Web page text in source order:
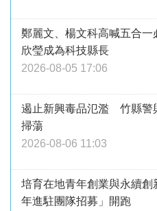
鄭麗文、楊文科高喊五合
欣瑩成為科技縣長
2026-08-05 17:06
遏止新興毒品氾濫 竹縣警
掃蕩
2026-08-06 11:03
培育在地青年創業與永續
年進駐團隊招募」開跑